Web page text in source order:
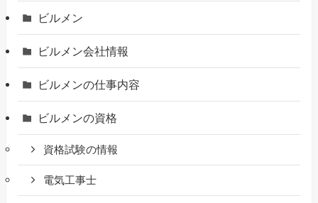
ビルメン
ビルメン会社情報
ビルメンの仕事内容
ビルメンの資格
資格試験の情報
電気工事士